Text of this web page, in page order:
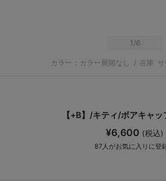
1 /6
カラー：カラー展開なし / 在庫
【+B】/キティ/ボアキャッ
¥6,600 (税込)
87人がお気に入りに登